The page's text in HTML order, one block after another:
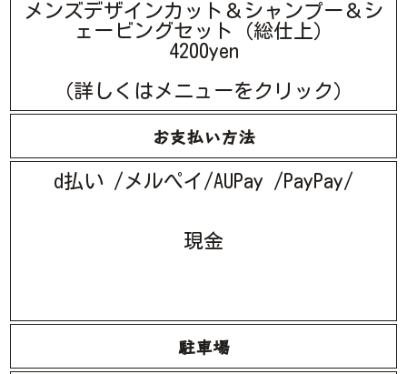
メンズデザインカット＆シャンプー＆シ
ェービングセット（総仕上）
4200yen
（詳しくはメニューをクリック）
お支払い方法
d払い /メルぺイ/AUPay /PayPay/
現金
駐車場